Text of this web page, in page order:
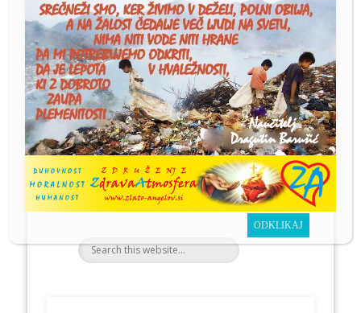
GENERACIJAM
OD UČENCEV NAUČITELJA
DragutinaBarušić
ZdravaAtmosfera
CIVILNO DUHOVNO
HUMANA ŠOLA MORALE